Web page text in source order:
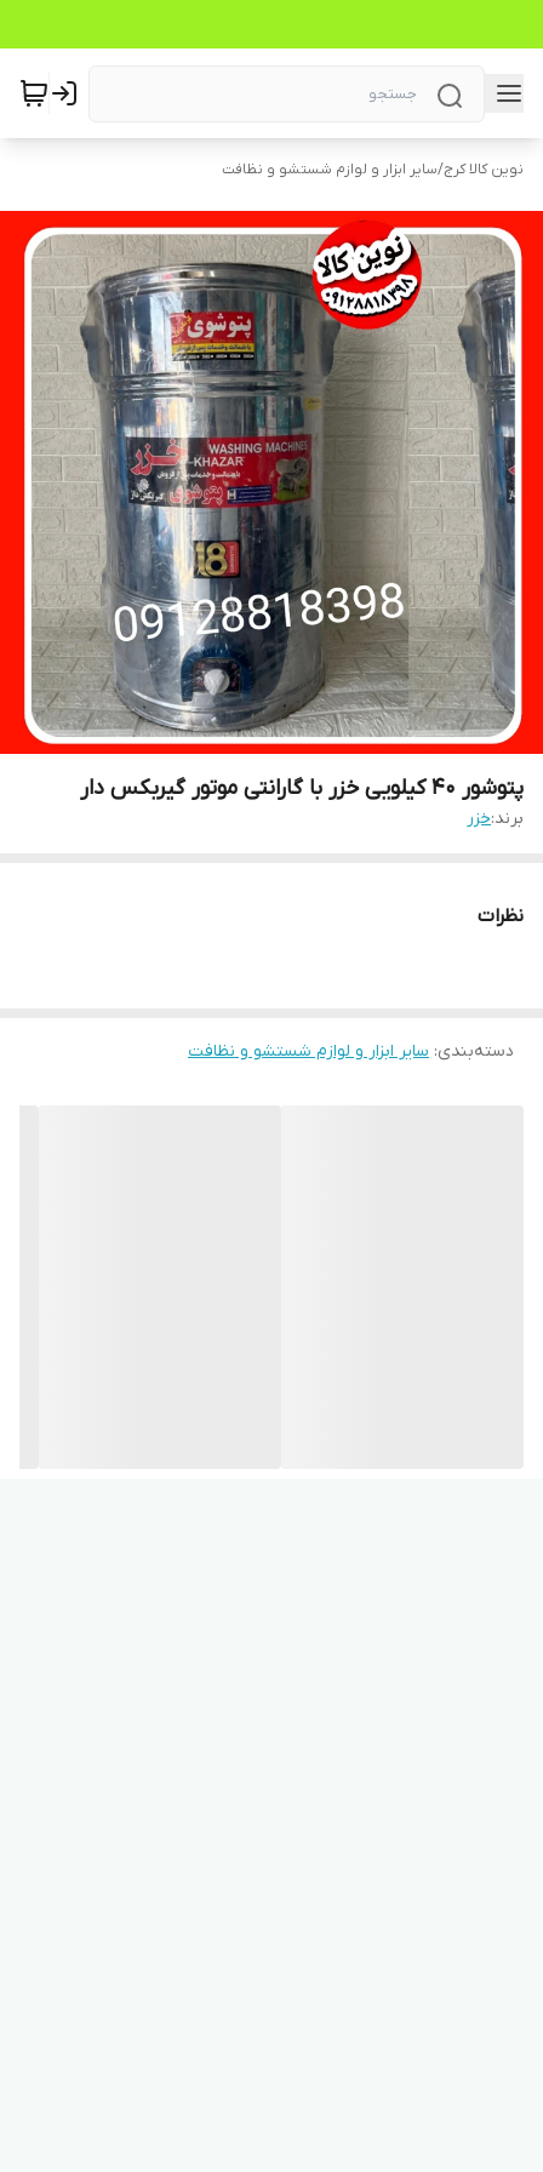
نوین کالا کرج/سایر ابزار و لوازم شستشو و نظافت
پتوشور ۴۰ کیلویی خزر با گارانتی موتور گیربکس دار
برند:خزر
نظرات
دسته‌بندی: سایر ابزار و لوازم شستشو و نظافت